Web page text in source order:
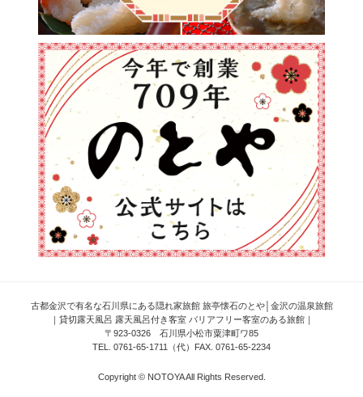
古都金沢で有名な石川県にある隠れ家旅館 旅亭懐石のとや│金沢の温泉旅館
｜貸切露天風呂 露天風呂付き客室 バリアフリー客室のある旅館｜
〒923-0326 石川県小松市粟津町ワ85
TEL. 0761-65-1711（代）FAX. 0761-65-2234
Copyright © NOTOYA All Rights Reserved.